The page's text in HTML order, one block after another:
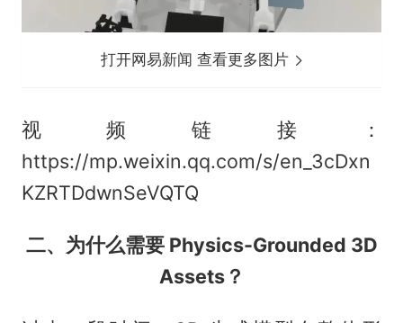
打开网易新闻 查看更多图片
视频链接：
https://mp.weixin.qq.com/s/en_3cDxn
KZRTDdwnSeVQTQ
二、为什么需要 Physics-Grounded 3D
Assets？